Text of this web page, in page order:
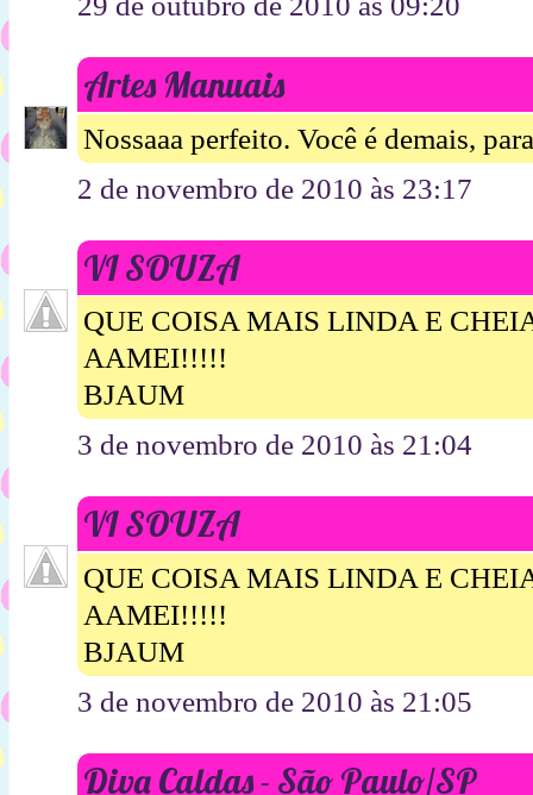
Artes Manuais
Nossaaa perfeito. Você é demais,
2 de novembro de 2010 às 23:17
VI SOUZA
QUE COISA MAIS LINDA E
AAMEI!!!!!
BJAUM
3 de novembro de 2010 às 21:04
VI SOUZA
QUE COISA MAIS LINDA E
AAMEI!!!!!
BJAUM
3 de novembro de 2010 às 21:05
Diva Caldas - São Paulo/SP